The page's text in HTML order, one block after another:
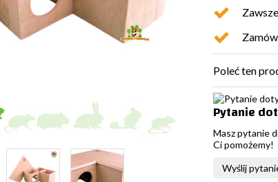
Poleć ten
Pytanie
Masz pytanie
Ci pomożemy!
Wyślij